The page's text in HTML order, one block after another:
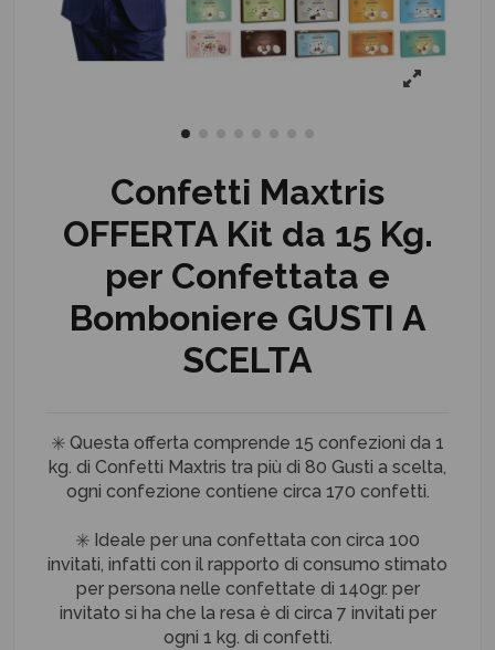
Confetti Maxtris
OFFERTA Kit da 15 Kg.
per Confettata e
Bomboniere GUSTI A
SCELTA
✳️ Questa offerta comprende 15 confezioni da 1
kg. di Confetti Maxtris tra più di 80 Gusti a scelta,
ogni confezione contiene circa 170 confetti.
✳️ Ideale per una confettata con circa 100
invitati, infatti con il rapporto di consumo stimato
per persona nelle confettate di 140gr. per
invitato si ha che la resa è di circa 7 invitati per
ogni 1 kg. di confetti.